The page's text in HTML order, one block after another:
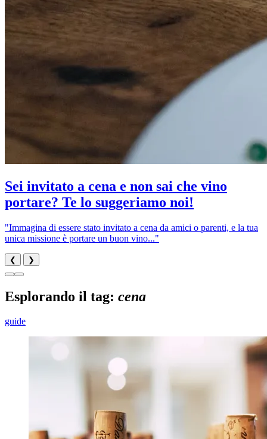
Sei invitato a cena e non sai che vino
portare? Te lo suggeriamo noi!
"Immagina di essere stato invitato a cena da amici o parenti, e la tua
unica missione è portare un buon vino..."
❮ ❯
Esplorando il tag: cena
guide